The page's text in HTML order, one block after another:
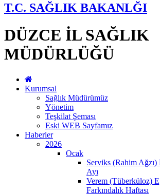
T.C. SAĞLIK BAKANLĞI
DÜZCE İL SAĞLIK
MÜDÜRLÜĞÜ
Kurumsal
Sağlık Müdürümüz
Yönetim
Teşkilat Şeması
Eski WEB Sayfamız
Haberler
2026
Ocak
Serviks (Rahim Ağzı)
Ayı
Verem (Tüberküloz)
Farkındalık Haftası